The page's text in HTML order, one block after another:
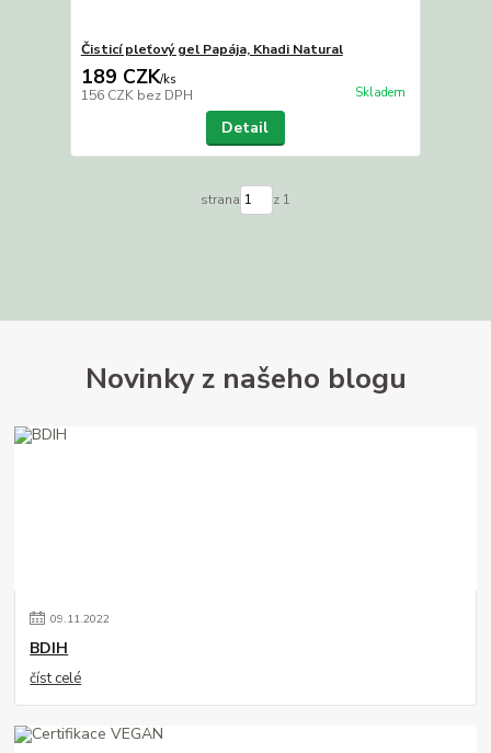
Čisticí pleťový gel Papája, Khadi Natural
189 CZK/ks
156 CZK bez DPH Skladem
Detail
strana z 1
Novinky z našeho blogu
09.11.2022
BDIH
číst celé